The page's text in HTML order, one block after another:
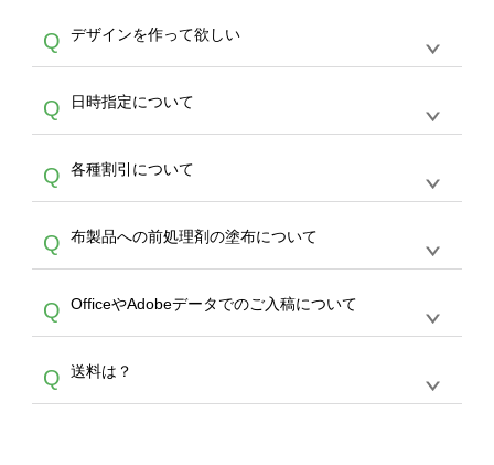
作する数量が多ければ多いほど、オンデマンド
サービスよりも低価格で製作することが可能で
す。
写真などもアップロード可能です。使用できな
い画像はエラーになります。（※ Illustratorか
らの直接入稿には対応していません。AIで保存
し、デザインツールからアップロードして下さ
い）
A
文のみ受け付けております。30個以上のご製
作をお考えの方は、サポートが担当するエコバ
スをご利用頂ければ、電話やFAX、メールなど
でご注文が可能です。
Q デザインを作って欲しい
A
を作って欲しい。などの場合は、製作数量が
30個以上であれば、サポート担当が、デザイ
バッグコンシェル
サー
ビスをご利用ください。(※ 30個以下の場合
は、デザインツールをご利用ください)
Q 日時指定について
A
ん。発送後18時以降に配送業者・伝票番号を
メールでお知らせいたしますので、直接配送業
者にご連絡いただき調整をお願い致します。
Q 各種割引について
A
カート内で自動的に割引(最大50%)が適用され
ます。 【付与ポイント】購入金額の1％が1ポ
イントとして付与され、次回ご注文時に1ポイ
ント＝1円としてお使いいただけます。ポイン
トは発送完了の翌日に付与され、次回ご注文時
からご利用頂けます。ポイントの有効期限は一
年間です。【会員ランク】過去10カ月のご注
文回数により会員ランク割引(最大5%)が適用
Q 布製品への前処理剤の塗布について
A
意点（前処理剤）】カラー生地（Tシャツのホ
ワイト、トートバッグのナチュラル、ホワイト
といって、プリントを定着させるための処理剤
を塗布しており、短納期・低価格で商品をお届
Q OfficeやAdobeデータでのご入稿について
A
ません。いずれのデータも該当デザインのみ画
像(JPEG,PNG,GIF,PDF)に変換、またはAdobe
Q 送料は？